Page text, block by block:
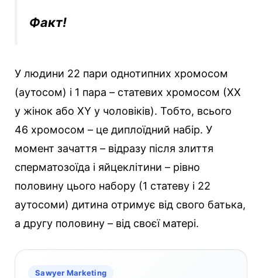
Факт!
У людини 22 пари однотипних хромосом
(аутосом) і 1 пара – статевих хромосом (ХХ
у жінок або ХY у чоловіків). Тобто, всього
46 хромосом – це диплоїдний набір. У
момент зачаття – відразу після злиття
сперматозоїда і яйцеклітини – рівно
половину цього набору (1 статеву і 22
аутосоми) дитина отримує від свого батька,
а другу половину – від своєї матері.
Sawyer Marketing